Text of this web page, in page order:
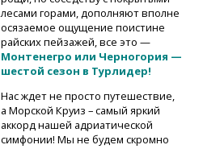
лесами горами, дополняют вполне
осязаемое ощущение поистине
райских пейзажей, все это —
Монтенегро или Черногория —
шестой сезон в Турлидер!
Нас ждет не просто путешествие,
а Морской Круиз – самый яркий
аккорд нашей адриатической
симфонии! Мы не будем скромно